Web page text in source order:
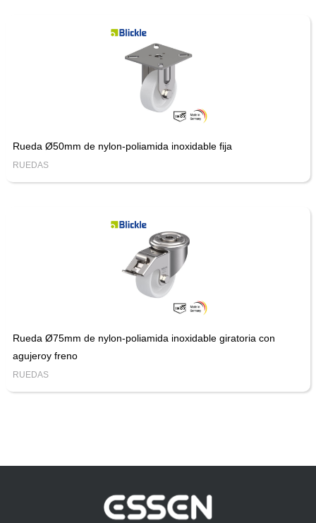
Rueda Ø50mm de nylon-poliamida inoxidable fija
RUEDAS
Rueda Ø75mm de nylon-poliamida inoxidable giratoria con
agujeroy freno
RUEDAS